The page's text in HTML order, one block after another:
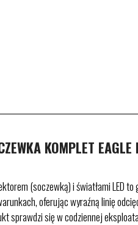
KOMPLET
(soczewką) i światłami LED
oferując wyraźną linię
sprawdzi się w codziennej